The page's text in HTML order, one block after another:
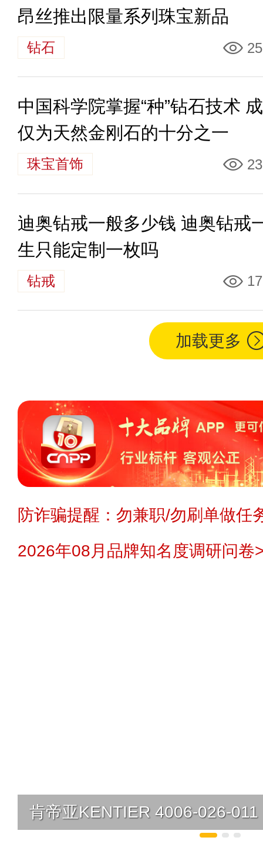
昂丝推出限量系列珠宝新品
钻石
中国科学院掌握“种”钻石技术
仅为天然金刚石的十分之一
珠宝首饰
迪奥钻戒一般多少钱 迪奥钻戒
生只能定制一枚吗
钻戒
加载更多
防诈骗提醒：勿兼职/勿刷单做任
2026年08月品牌知名度调研问卷
肯帝亚KENTIER 4006-026-011